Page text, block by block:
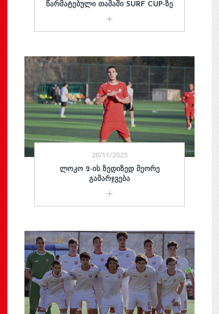
ᲬᲐᲠᲛᲐᲢᲔᲑᲣᲚᲘ ᲗᲐᲛᲐᲨᲘ SURF CUP-ᲖᲔ
20/11/2025
ᲚᲝᲙᲝ 2-ᲘᲡ ᲖᲔᲓᲘᲖᲔᲓ ᲛᲔᲝᲠᲔ
ᲒᲐᲛᲐᲠᲯᲕᲔᲑᲐ